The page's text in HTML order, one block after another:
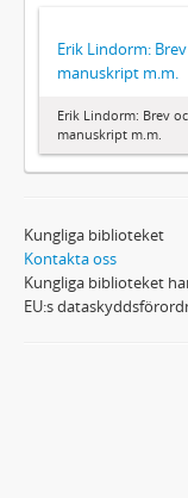
Erik Lindorm:
manuskript m.m.
Erik Lindorm: Brev
manuskript m.m.
Kungliga biblioteket
Kontakta oss
Kungliga biblioteket
EU:s